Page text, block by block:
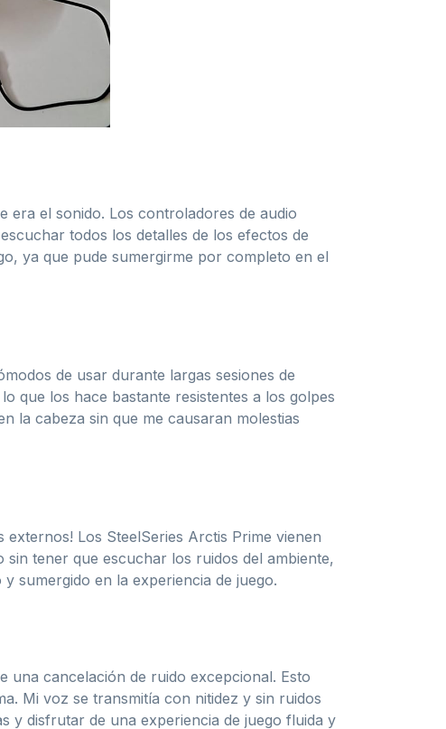
era el sonido. Los controladores de audio
todos los detalles de los efectos de
ya que pude sumergirme por completo en el
de usar durante largas sesiones de
que los hace bastante resistentes a los golpes
la cabeza sin que me causaran molestias
Los SteelSeries Arctis Prime vienen
tener que escuchar los ruidos del ambiente,
sumergido en la experiencia de juego.
una cancelación de ruido excepcional. Esto
Mi voz se transmitía con nitidez y sin ruidos
y disfrutar de una experiencia de juego fluida y